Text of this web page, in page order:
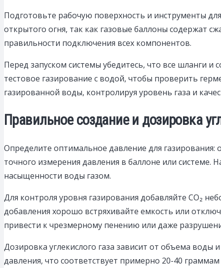
Подготовьте рабочую поверхность и инструменты
открытого огня, так как газовые баллоны содержат
правильности подключения всех компонентов.
Перед запуском системы убедитесь, что все шланги
тестовое газирование с водой, чтобы проверить
газированной воды, контролируя уровень газа и
Правильное создание и дозировка
Определите оптимальное давление для
точного измерения давления в баллоне или системе.
насыщенности воды газом.
Для контроля уровня газирования добавляйте CO₂
добавления хорошо встряхивайте емкость или
привести к чрезмерному пенению или даже
Дозировка углекислого газа зависит от объема
давления, что соответствует примерно 20-40